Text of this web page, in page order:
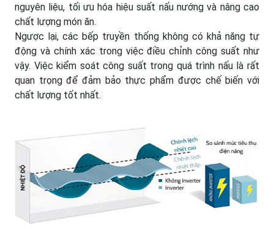
nguyên liệu, tối ưu hóa hiệu suất nấu nướng và nâng cao
chất lượng món ăn.
Ngược lại, các bếp truyền thống không có khả năng tự
động và chính xác trong việc điều chỉnh công suất như
vậy. Việc kiểm soát công suất trong quá trình nấu là rất
quan trọng để đảm bảo thực phẩm được chế biến với
chất lượng tốt nhất.